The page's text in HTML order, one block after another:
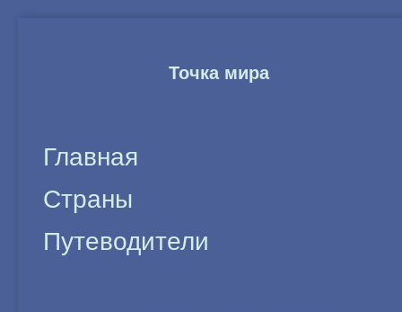
Точка мира
Главная
Страны
Путеводители